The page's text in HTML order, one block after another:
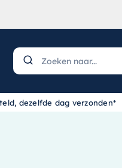
dezelfde dag verzonden*